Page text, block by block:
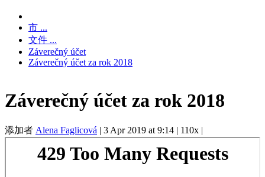
市 ...
文件 ...
Záverečný účet
Záverečný účet za rok 2018
Záverečný účet za rok 2018
添加者 Alena Faglicová | 3 Apr 2019 at 9:14 | 110x |